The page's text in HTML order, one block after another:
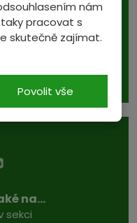
mašle
na...
sekci
nám
pracovat s
skutečně zajímat.
Povolit vše